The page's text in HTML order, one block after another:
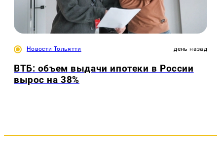
Новости Тольятти день назад
ВТБ: объем выдачи ипотеки в России
вырос на 38%